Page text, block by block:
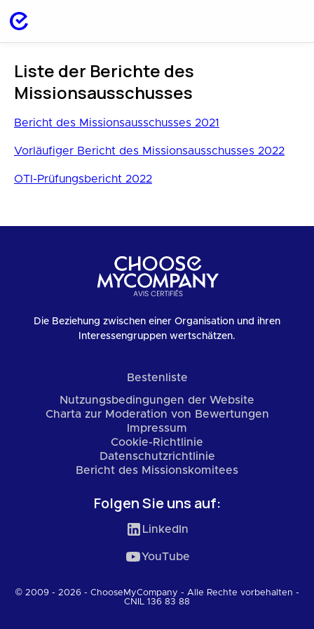
Liste der Berichte des
Missionsausschusses
Bericht des Missionsausschusses 2021
Vorläufiger Bericht des Missionsausschusses 2022
OTI-Prüfungsbericht 2022
Die Beziehung zwischen einer Organisation und ihren
Interessengruppen wertschätzen.
Bestenliste
Nutzungsbedingungen der Website
Charta zur Moderation von Bewertungen
Impressum
Cookie-Richtlinie
Datenschutzrichtlinie
Bericht des Missionskomitees
Folgen Sie uns auf:
LinkedIn
YouTube
© 2009 - 2026 - ChooseMyCompany - Alle Rechte vorbehalten -
CNIL 136 83 88